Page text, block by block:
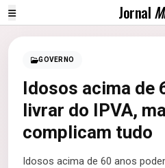
Jornal
GOVERNO
Idosos acima de
livrar do IPVA,
complicam tudo
Idosos acima de 60 anos